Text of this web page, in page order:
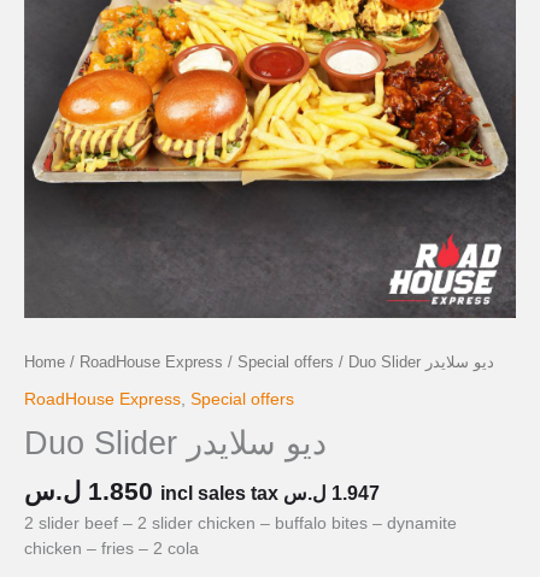
Home / RoadHouse Express / Special offers / Duo Slider ديو سلايدر
RoadHouse Express, Special offers
Duo Slider ديو سلايدر
1.850 ل.س incl sales tax 1.947 ل.س
2 slider beef – 2 slider chicken – buffalo bites – dynamite
chicken – fries – 2 cola